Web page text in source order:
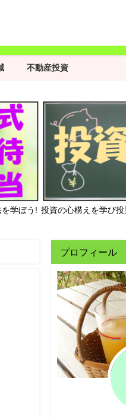
不動産投資
学ぼう! 投資の心構えを学び
プロフィール